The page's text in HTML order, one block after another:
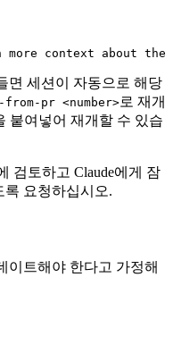
면 세션이 자동으로 해당
pr <number>로 재개
붙여넣어 재개할 수 있습
검토하고 Claude에게 잠
요청하십시오.
이트해야 한다고 가정해